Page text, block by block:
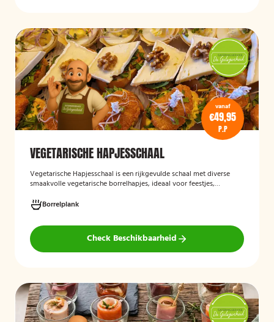
vanaf
€49,95
P.P
VEGETARISCHE HAPJESSCHAAL
Vegetarische Hapjesschaal is een rijkgevulde schaal met diverse
smaakvolle vegetarische borrelhapjes, ideaal voor feestjes,
een gevarieerde selectie van vegetarische lekkernijen die direct
klaar zijn om te serveren en geschikt zijn voor gasten die bewust of
volledig vegetarisch eten.
Borrelplank
Check Beschikbaarheid